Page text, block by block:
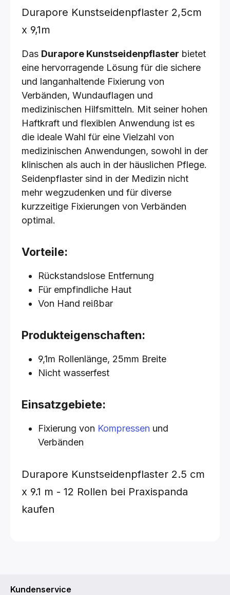
Durapore Kunstseidenpflaster 2,5cm
x 9,1m
Das Durapore Kunstseidenpflaster bietet
eine hervorragende Lösung für die sichere
und langanhaltende Fixierung von
Verbänden, Wundauflagen und
medizinischen Hilfsmitteln. Mit seiner hohen
Haftkraft und flexiblen Anwendung ist es
die ideale Wahl für eine Vielzahl von
medizinischen Anwendungen, sowohl in der
klinischen als auch in der häuslichen Pflege.
Seidenpflaster sind in der Medizin nicht
mehr wegzudenken und für diverse
kurzzeitige Fixierungen von Verbänden
optimal.
Vorteile:
Rückstandslose Entfernung
Für empfindliche Haut
Von Hand reißbar
Produkteigenschaften:
9,1m Rollenlänge, 25mm Breite
Nicht wasserfest
Einsatzgebiete:
Fixierung von Kompressen und
Verbänden
Durapore Kunstseidenpflaster 2.5 cm
x 9.1 m - 12 Rollen bei Praxispanda
kaufen
Kundenservice